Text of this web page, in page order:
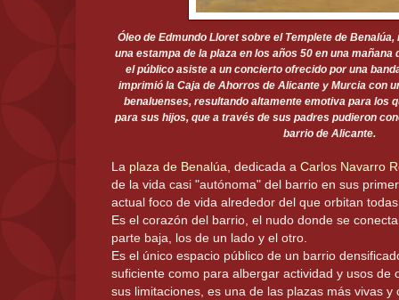
Óleo de Edmundo Lloret sobre el Templete de
una estampa de la plaza en los años 50 en una mañana
el público asiste a un concierto ofrecido por una
imprimió la Caja de Ahorros de Alicante y Murcia con
benaluenses, resultando altamente emotiva para los
para sus hijos, que a través de sus padres pudieron
barrio de Alicante.
La plaza de Benalúa , dedicada a Carlos Navarro
de la vida casi "autónoma" del barrio en sus
actual foco de vida alrededor del que orbitan
Es el corazón del barrio, el nudo donde se
parte baja, los de un lado y el otro.
Es el único espacio público de un barrio
suficiente como para albergar actividad y usos de
sus limitaciones, es una de las plazas más vivas y